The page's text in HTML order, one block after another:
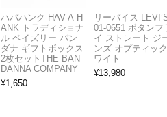
ハバハンク HAV-A-H
ANK トラディショナ
ル ペイズリー バン
ダナ ギフトボックス
2枚セットTHE BAN
DANNA COMPANY
¥1,650
リーバイス
01-0651 ボタンフ
イ ストレート ジ
ンズ オプティッ
ワイト
¥13,980